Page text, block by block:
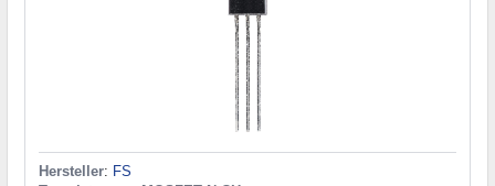
Hersteller: FS